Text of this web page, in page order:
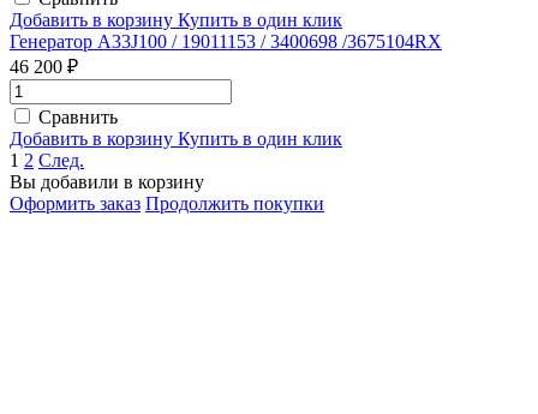
Добавить в корзину Купить в один клик
Генератор A33J100 / 19011153 / 3400698 /3675104RX
46 200 ₽
Сравнить
Добавить в корзину Купить в один клик
1 2 След.
Вы добавили в корзину
Оформить заказ Продолжить покупки